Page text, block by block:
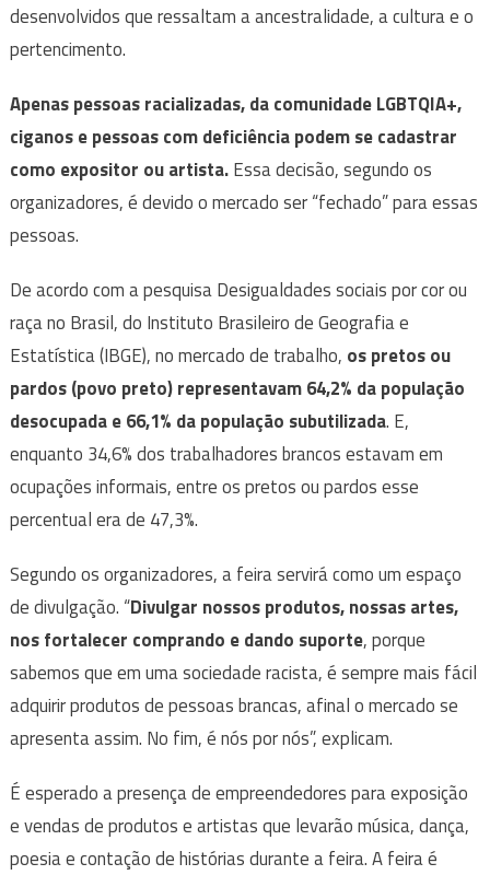
desenvolvidos que ressaltam a ancestralidade, a cultura e o
pertencimento.
Apenas pessoas racializadas, da comunidade LGBTQIA+,
ciganos e pessoas com deficiência podem se cadastrar
como expositor ou artista.Essa decisão, segundo os
organizadores, é devido o mercado ser “fechado” para essas
pessoas.
De acordo com a pesquisa Desigualdades sociais por cor ou
raça no Brasil, do Instituto Brasileiro de Geografia e
Estatística (IBGE), no mercado de trabalho, os pretos ou
pardos (povo preto) representavam 64,2% da população
desocupada e 66,1% da população subutilizada. E,
enquanto 34,6% dos trabalhadores brancos estavam em
ocupações informais, entre os pretos ou pardos esse
percentual era de 47,3%.
Segundo os organizadores, a feira servirá como um espaço
de divulgação. “Divulgar nossos produtos, nossas artes,
nos fortalecer comprando e dando suporte, porque
sabemos que em uma sociedade racista, é sempre mais fácil
adquirir produtos de pessoas brancas, afinal o mercado se
apresenta assim. No fim, é nós por nós”, explicam.
É esperado a presença de empreendedores para exposição
e vendas de produtos e artistas que levarão música, dança,
poesia e contação de histórias durante a feira. A feira é